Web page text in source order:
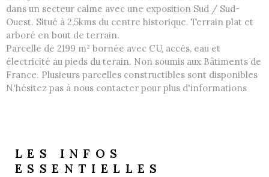
dans un secteur calme avec une exposition Sud / Sud-
Ouest. Situé à 2,5kms du centre historique. Terrain plat et
arboré en bout de terrain.
Parcelle de 2199 m² bornée avec CU, accés, eau et
électricité au pieds du terain. Non soumis aux Bâtiments de
France. Plusieurs parcelles constructibles sont disponibles
N'hésitez pas à nous contacter pour plus d'informations
LES INFOS
ESSENTIELLES